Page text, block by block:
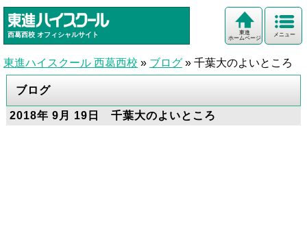
西葛西校 オフィシャルサイト メニュー
東進
ホームページ
東進ハイスクール 西葛西校 » ブログ » 千葉大のよいところ
ブログ
2018年 9月 19日 千葉大のよいところ